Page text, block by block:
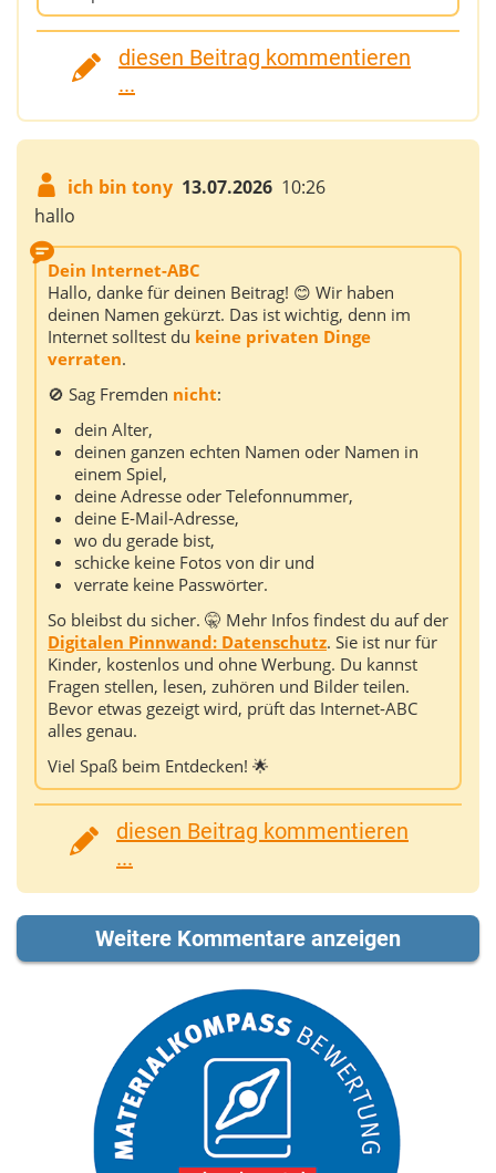
diesen Beitrag kommentieren
...
ich bin tony 13.07.2026 10:26
hallo
Dein Internet-ABC
Hallo, danke für deinen Beitrag! 😊 Wir haben
deinen Namen gekürzt. Das ist wichtig, denn im
Internet solltest du keine privaten Dinge
verraten.
🚫 Sag Fremden nicht:
dein Alter,
deinen ganzen echten Namen oder Namen in
einem Spiel,
deine Adresse oder Telefonnummer,
deine E‑Mail‑Adresse,
wo du gerade bist,
schicke keine Fotos von dir und
verrate keine Passwörter.
So bleibst du sicher. 🤫 Mehr Infos findest du auf der
Digitalen Pinnwand: Datenschutz. Sie ist nur für
Kinder, kostenlos und ohne Werbung. Du kannst
Fragen stellen, lesen, zuhören und Bilder teilen.
Bevor etwas gezeigt wird, prüft das Internet‑ABC
alles genau.
Viel Spaß beim Entdecken! 🌟
diesen Beitrag kommentieren
...
Weitere Kommentare anzeigen